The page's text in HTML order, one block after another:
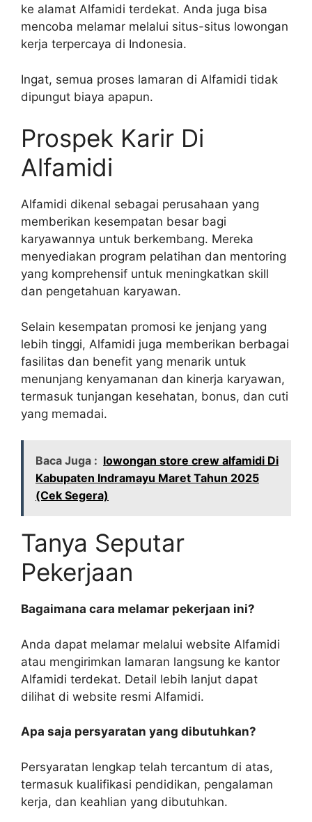
ke alamat Alfamidi terdekat. Anda juga bisa
mencoba melamar melalui situs-situs lowongan
kerja terpercaya di Indonesia.
Ingat, semua proses lamaran di Alfamidi tidak
dipungut biaya apapun.
Prospek Karir Di
Alfamidi
Alfamidi dikenal sebagai perusahaan yang
memberikan kesempatan besar bagi
karyawannya untuk berkembang. Mereka
menyediakan program pelatihan dan mentoring
yang komprehensif untuk meningkatkan skill
dan pengetahuan karyawan.
Selain kesempatan promosi ke jenjang yang
lebih tinggi, Alfamidi juga memberikan berbagai
fasilitas dan benefit yang menarik untuk
menunjang kenyamanan dan kinerja karyawan,
termasuk tunjangan kesehatan, bonus, dan cuti
yang memadai.
Baca Juga : lowongan store crew alfamidi Di
Kabupaten Indramayu Maret Tahun 2025
(Cek Segera)
Tanya Seputar
Pekerjaan
Bagaimana cara melamar pekerjaan ini?
Anda dapat melamar melalui website Alfamidi
atau mengirimkan lamaran langsung ke kantor
Alfamidi terdekat. Detail lebih lanjut dapat
dilihat di website resmi Alfamidi.
Apa saja persyaratan yang dibutuhkan?
Persyaratan lengkap telah tercantum di atas,
termasuk kualifikasi pendidikan, pengalaman
kerja, dan keahlian yang dibutuhkan.